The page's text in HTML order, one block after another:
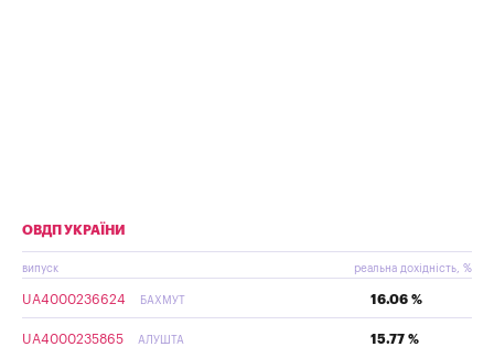
ОВДП УКРАЇНИ
випуск реальна дохідність, %
UA4000236624 БАХМУТ 16.06 %
UA4000235865 АЛУШТА 15.77 %